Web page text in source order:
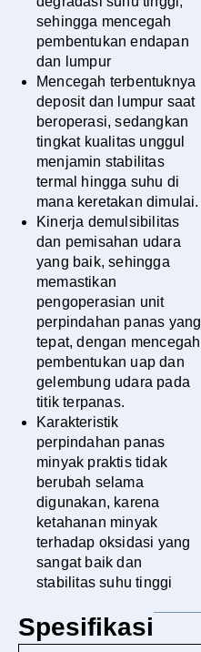
sehingga mencegah
pembentukan endapan
dan lumpur
Mencegah terbentuknya
deposit dan lumpur saat
beroperasi, sedangkan
tingkat kualitas unggul
menjamin stabilitas
termal hingga suhu di
mana keretakan dimulai.
Kinerja demulsibilitas
dan pemisahan udara
yang baik, sehingga
memastikan
pengoperasian unit
perpindahan panas yang
tepat, dengan mencegah
pembentukan uap dan
gelembung udara pada
titik terpanas.
Karakteristik
perpindahan panas
minyak praktis tidak
berubah selama
digunakan, karena
ketahanan minyak
terhadap oksidasi yang
sangat baik dan
stabilitas suhu tinggi
Spesifikasi